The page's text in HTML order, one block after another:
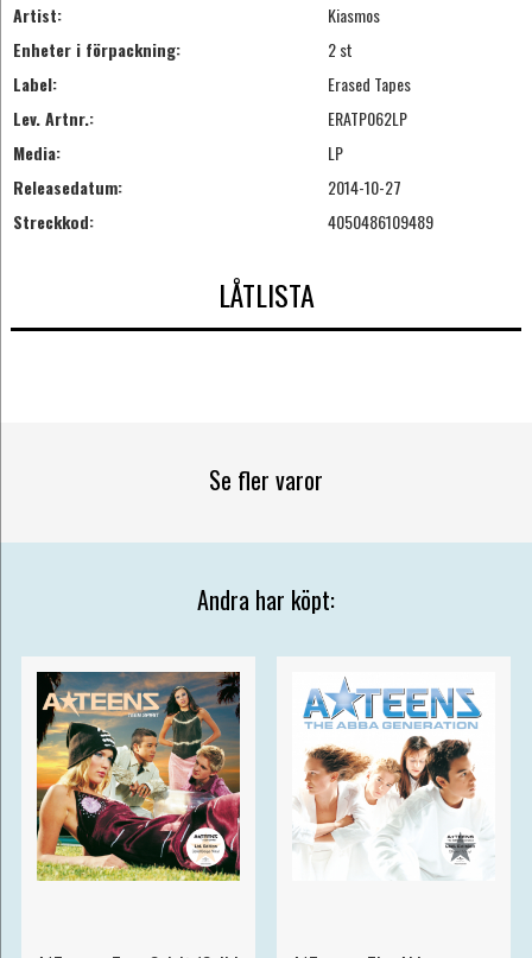
Artist:
Kiasmos
Enheter i förpackning:
2 st
Label:
Erased Tapes
Lev. Artnr.:
ERATP062LP
Media:
LP
Releasedatum:
2014-10-27
Streckkod:
4050486109489
LÅTLISTA
Se fler varor
Andra har köpt: